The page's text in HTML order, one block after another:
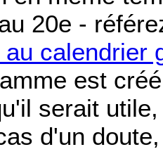
20e -
calendrier
est
serait
d'un